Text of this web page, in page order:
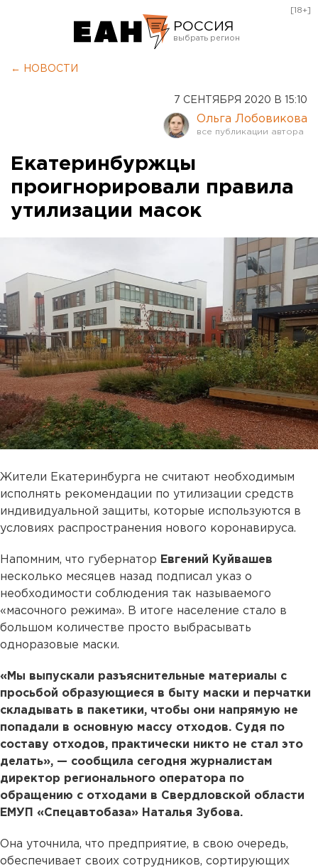
РОССИЯ
Курган
Оренбург
[18+]
← НОВОСТИ
7 СЕНТЯБРЯ 2020 В 15:10
Ольга Лобовикова
Екатеринбуржцы
проигнорировали правила
утилизации масок
Жители Екатеринбурга не считают необходимым
исполнять рекомендации по утилизации средств
индивидуальной защиты, которые используются в
условиях распространения нового коронавируса.
Напомним, что губернатор Евгений Куйвашев
несколько месяцев назад подписал указ о
необходимости соблюдения так называемого
«масочного режима». В итоге население стало в
большом количестве просто выбрасывать
одноразовые маски.
«Мы выпускали разъяснительные материалы с
просьбой образующиеся в быту маски и перчатки
складывать в пакетики, чтобы они напрямую не
попадали в основную массу отходов. Судя по
составу отходов, практически никто не стал это
делать», — сообщила сегодня журналистам
директор регионального оператора по
обращению с отходами в Свердловской области
ЕМУП «Спецавтобаза» Наталья Зубова.
Она уточнила, что предприятие, в свою очередь,
обеспечивает своих сотрудников, сортирующих